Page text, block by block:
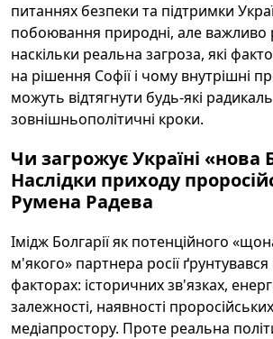
питаннях безпеки та підтримки
побоювання природні, але важливо
наскільки реальна загроза, які
на рішення Софії і чому внутрішні
можуть відтягнути будь-які
зовнішньополітичні кроки.
Чи загрожує Україні «нова
Наслідки приходу
Румена Радева
Імідж Болгарії як потенційного
м'якого» партнера росії ґрунтувався
факторах: історичних зв'язках,
залежності, наявності
медіапростору. Проте реальна